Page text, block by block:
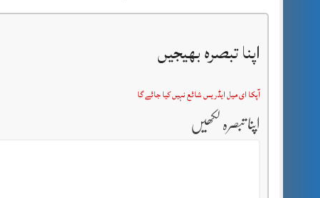
اپنا تبصرہ بھیجیں
آپکا ای میل ایڈریس شائع نہیں کیا جائے گا
اپنا تبصرہ لکھیں